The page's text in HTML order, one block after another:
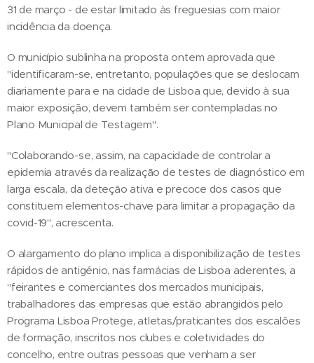
31 de março - de estar limitado às freguesias com maior
incidência da doença.
O município sublinha na proposta ontem aprovada que
"identificaram-se, entretanto, populações que se deslocam
diariamente para e na cidade de Lisboa que, devido à sua
maior exposição, devem também ser contempladas no
Plano Municipal de Testagem".
"Colaborando-se, assim, na capacidade de controlar a
epidemia através da realização de testes de diagnóstico em
larga escala, da deteção ativa e precoce dos casos que
constituem elementos-chave para limitar a propagação da
covid-19", acrescenta.
O alargamento do plano implica a disponibilização de testes
rápidos de antigénio, nas farmácias de Lisboa aderentes, a
"feirantes e comerciantes dos mercados municipais,
trabalhadores das empresas que estão abrangidos pelo
Programa Lisboa Protege, atletas/praticantes dos escalões
de formação, inscritos nos clubes e coletividades do
concelho, entre outras pessoas que venham a ser